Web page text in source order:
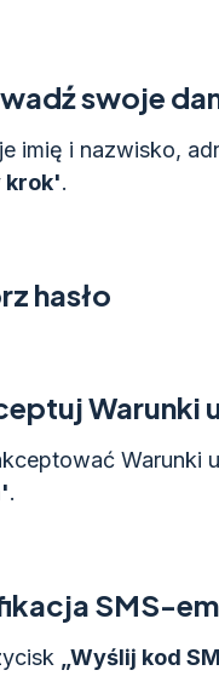
swoje
imię i nazwisko,
krok'.
hasło
Warunki
Warunki
.
SMS-em
„Wyślij kod